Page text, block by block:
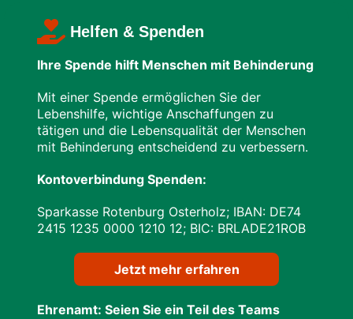
Helfen & Spenden
Ihre Spende hilft Menschen mit Behinderung
Mit einer Spende ermöglichen Sie der
Lebenshilfe, wichtige Anschaffungen zu
tätigen und die Lebensqualität der Menschen
mit Behinderung entscheidend zu verbessern.
Kontoverbindung Spenden:
Sparkasse Rotenburg Osterholz; IBAN: DE74
24​15 12​35 00​00 12​10 12; BIC: BRLADE21ROB
Jetzt mehr erfahren
Ehrenamt: Seien Sie ein Teil des Teams